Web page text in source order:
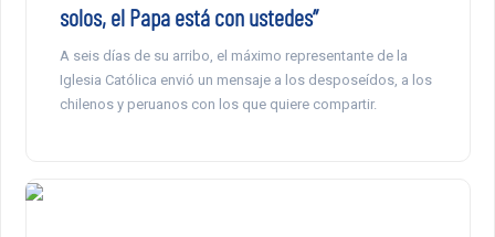
solos, el Papa está con ustedes”
A seis días de su arribo, el máximo representante de la
Iglesia Católica envió un mensaje a los desposeídos, a los
chilenos y peruanos con los que quiere compartir.